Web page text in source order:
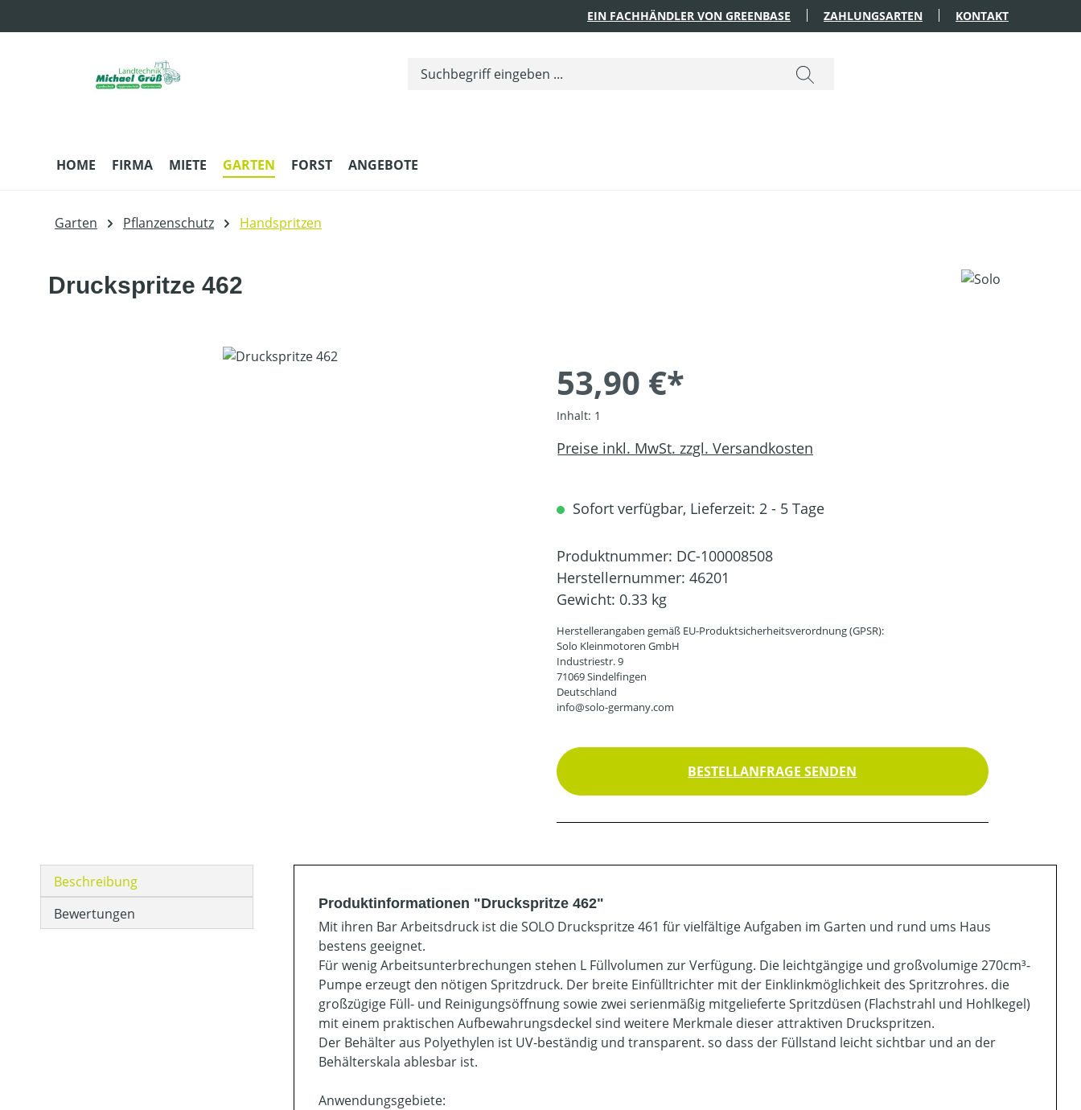
EIN FACHHÄNDLER VON GREENBASE ZAHLUNGSARTEN KONTAKT
HOME FIRMA MIETE GARTEN FORST ANGEBOTE
Garten Pflanzenschutz Handspritzen
Druckspritze 462
53,90 €*
Inhalt: 1
Preise inkl. MwSt. zzgl. Versandkosten
Sofort verfügbar, Lieferzeit: 2 - 5 Tage
Produktnummer: DC-100008508
Herstellernummer: 46201
Gewicht: 0.33 kg
Herstellerangaben gemäß EU-Produktsicherheitsverordnung (GPSR):
Solo Kleinmotoren GmbH
Industriestr. 9
71069 Sindelfingen
Deutschland
info@solo-germany.com
BESTELLANFRAGE SENDEN
Beschreibung
Bewertungen
Produktinformationen "Druckspritze 462"
Mit ihren Bar Arbeitsdruck ist die SOLO Druckspritze 461 für vielfältige Aufgaben im Garten und rund ums Haus
bestens geeignet.
Für wenig Arbeitsunterbrechungen stehen L Füllvolumen zur Verfügung. Die leichtgängige und großvolumige 270cm³-
Pumpe erzeugt den nötigen Spritzdruck. Der breite Einfülltrichter mit der Einklinkmöglichkeit des Spritzrohres. die
großzügige Füll- und Reinigungsöffnung sowie zwei serienmäßig mitgelieferte Spritzdüsen (Flachstrahl und Hohlkegel)
mit einem praktischen Aufbewahrungsdeckel sind weitere Merkmale dieser attraktiven Druckspritzen.
Der Behälter aus Polyethylen ist UV-beständig und transparent. so dass der Füllstand leicht sichtbar und an der
Behälterskala ablesbar ist.
Anwendungsgebiete: